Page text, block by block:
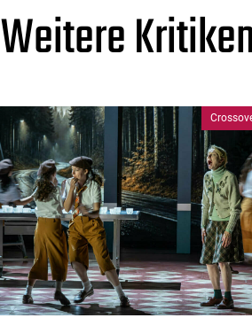
Weitere